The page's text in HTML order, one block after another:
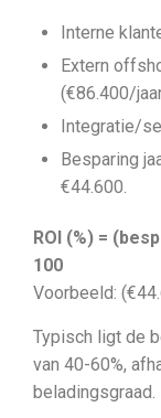
Interne
Extern
(€86.400/
Integratie/
Besparing
€44.600.
ROI (%) =
100
Voorbeeld:
Typisch ligt de
van 40-60%,
beladingsgraad.